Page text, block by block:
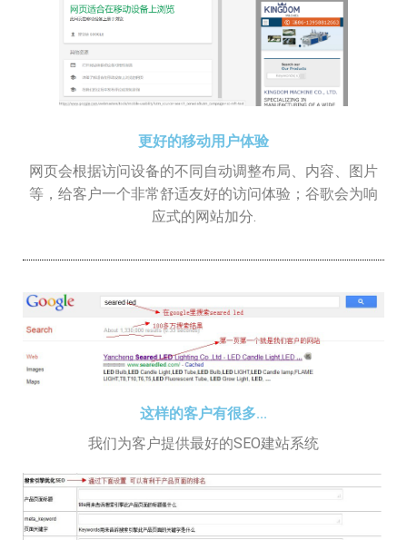
更好的移动用户体验
网页会根据访问设备的不同自动调整布局、内容、图片
等，给客户一个非常舒适友好的访问体验；谷歌会为响
应式的网站加分.
这样的客户有很多...
我们为客户提供最好的SEO建站系统